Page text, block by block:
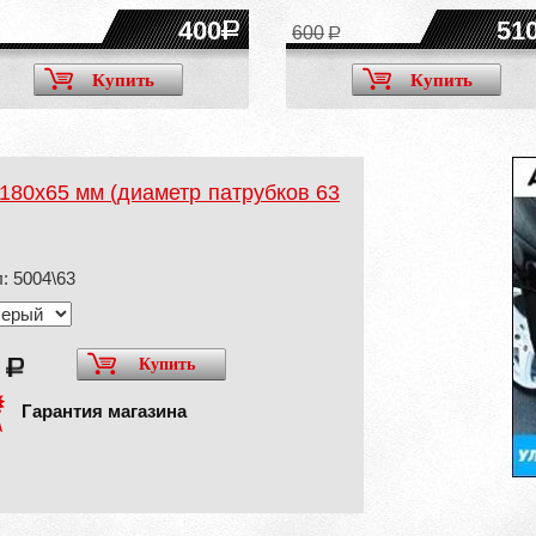
400
Купить
600
Купить
мм (диаметр патрубков 63
5004\63
Купить
Гарантия магазина